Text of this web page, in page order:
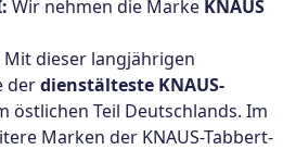
Wir nehmen die Marke KNAUS
Mit dieser langjährigen
derdienstälteste KNAUS-
östlichen Teil Deutschlands. Im
Marken der KNAUS-Tabbert-